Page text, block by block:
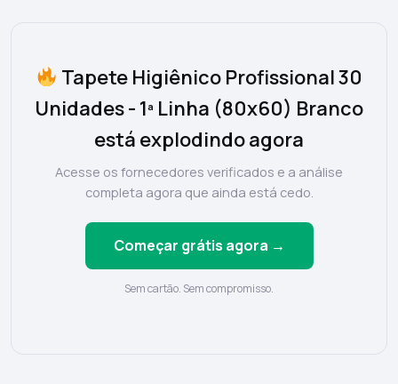
Tapete Higiênico Profissional 30
Unidades - 1ª Linha (80x60) Branco
está explodindo agora
Acesse os fornecedores verificados e a análise
completa agora que ainda está cedo.
Começar grátis agora →
Sem cartão. Sem compromisso.